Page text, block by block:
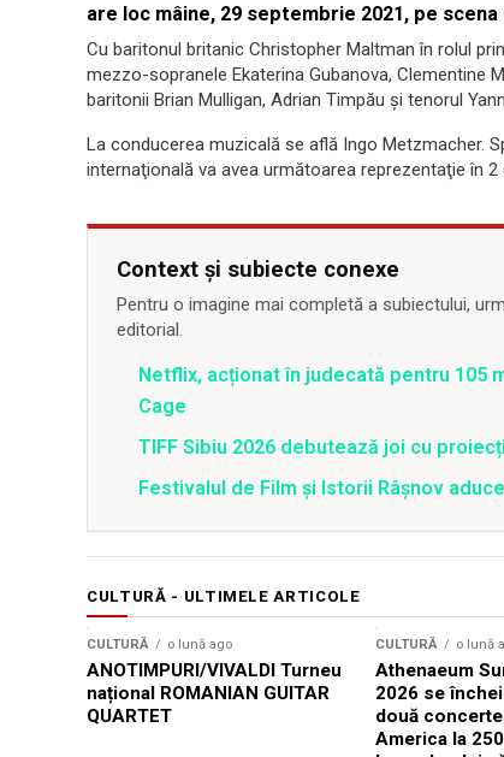
are loc mâine, 29 septembrie 2021, pe
Cu baritonul britanic Christopher Maltman în rolul
mezzo-sopranele Ekaterina Gubanova, Clementine
baritonii Brian Mulligan, Adrian Timpău şi tenorul
La conducerea muzicală se află Ingo Metzmacher.
internaţională va avea următoarea reprezentaţie în 2
Context și subiecte conexe
Pentru o imagine mai completă a subiectului,
editorial.
Netflix, acționat în judecată pentru 105
Cage
TIFF Sibiu 2026 debutează joi cu
Festivalul de Film şi Istorii Râşnov
CULTURĂ - ULTIMELE ARTICOLE
CULTURĂ o lună ago
ANOTIMPURI/VIVALDI Turneu
național ROMANIAN GUITAR
QUARTET
CULTURĂ o lună
Athenaeum
2026 se
două
America la